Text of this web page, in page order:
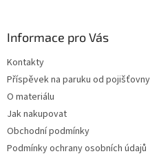
Informace pro Vás
Kontakty
Příspěvek na paruku od pojišťovny
O materiálu
Jak nakupovat
Obchodní podmínky
Podmínky ochrany osobních údajů